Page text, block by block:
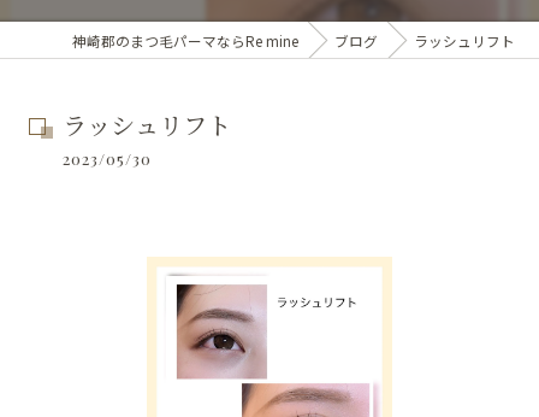
神崎郡のまつ毛パーマならRe mine ブログ ラッシュリフト
ラッシュリフト
2023/05/30